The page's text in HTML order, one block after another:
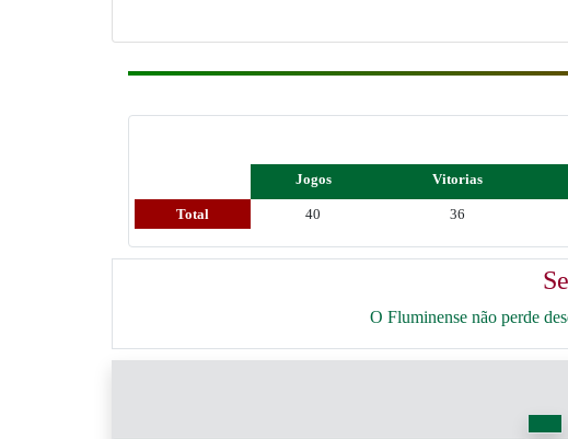
Jogos Vitorias
Total 40 36
O Fluminense não perde